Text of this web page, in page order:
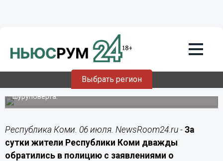
Выбрать регион
Двое жителей Коми пострадали от
мошенников: полиция призывает к
За сутки дистанционные аферисты обманули жительницу
Инты при покупке лодки и сыктывкарца при продаже
шуруповерта.
Республика Коми. 06 июля. NewsRoom24.ru - За
сутки жители Республики Коми дважды
обратились в полицию с заявлениями о